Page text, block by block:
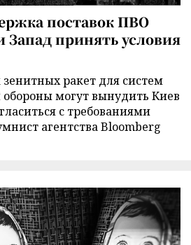
поставок ПВО
принять условия
ракет для систем
могут вынудить Киев
с требованиями
агентства Bloomberg